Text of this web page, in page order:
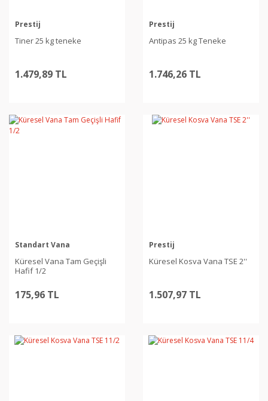
Prestij
Tiner 25 kg teneke
1.479,89 TL
Prestij
Antipas 25 kg Teneke
1.746,26 TL
Standart Vana
Küresel Vana Tam Geçişli
Hafif 1/2
175,96 TL
Prestij
Küresel Kosva Vana TSE 2''
1.507,97 TL